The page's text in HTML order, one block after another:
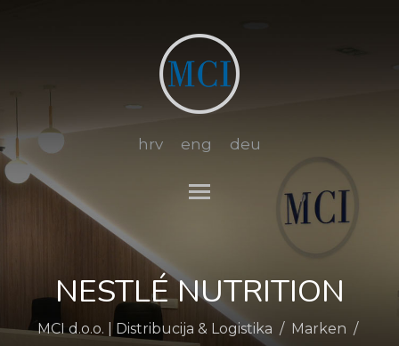
hrv eng deu
Toggle main menu
NESTLÉ NUTRITION
MCI d.o.o. | Distribucija & Logistika / Marken /